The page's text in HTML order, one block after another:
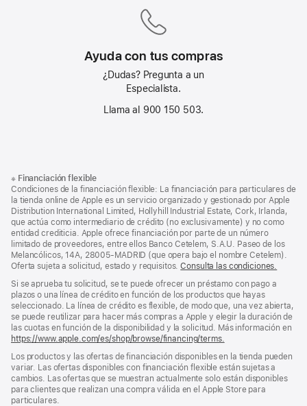
Ayuda con tus compras
¿Dudas? Pregunta a un
Especialista.
Llama al 900 150 503.
a
pie
de
página
al
pie
※ Financiación flexible
Condiciones de la financiación flexible: La financiación para particulares de
la tienda online de Apple es un servicio organizado y gestionado por Apple
Distribution International Limited, Hollyhill Industrial Estate, Cork, Irlanda,
que actúa como intermediario de crédito (no exclusivamente) y no como
entidad crediticia. Apple ofrece financiación por parte de un número
limitado de proveedores, entre ellos Banco Cetelem, S.A.U. Paseo de los
Melancólicos, 14A, 28005-MADRID (que opera bajo el nombre Cetelem).
Oferta sujeta a solicitud, estado y requisitos.Consulta las condiciones.
Si se aprueba tu solicitud, se te puede ofrecer un préstamo con pago a
plazos o una línea de crédito en función de los productos que hayas
seleccionado. La línea de crédito es flexible, de modo que, una vez abierta,
se puede reutilizar para hacer más compras a Apple y elegir la duración de
las cuotas en función de la disponibilidad y la solicitud. Más información en
https://www.apple.com/es/shop/browse/financing/terms.
Los productos y las ofertas de financiación disponibles en la tienda pueden
variar. Las ofertas disponibles con financiación flexible están sujetas a
cambios. Las ofertas que se muestran actualmente solo están disponibles
para clientes que realizan una compra válida en el Apple Store para
particulares.